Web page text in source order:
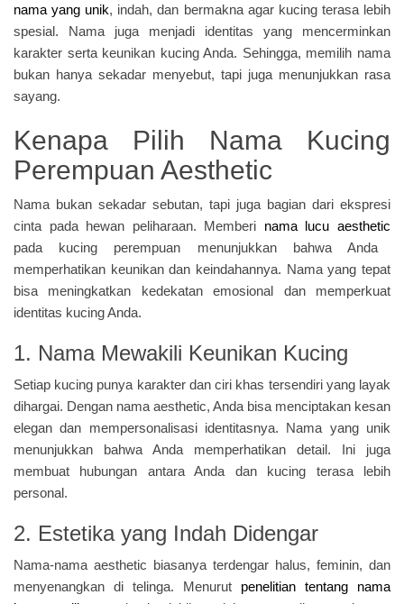
nama yang unik, indah, dan bermakna agar kucing terasa lebih
spesial. Nama juga menjadi identitas yang mencerminkan
karakter serta keunikan kucing Anda. Sehingga, memilih nama
bukan hanya sekadar menyebut, tapi juga menunjukkan rasa
sayang.
Kenapa Pilih Nama Kucing
Perempuan Aesthetic
Nama bukan sekadar sebutan, tapi juga bagian dari ekspresi
cinta pada hewan peliharaan. Memberi nama lucu aesthetic
pada kucing perempuan menunjukkan bahwa Anda
memperhatikan keunikan dan keindahannya. Nama yang tepat
bisa meningkatkan kedekatan emosional dan memperkuat
identitas kucing Anda.
1. Nama Mewakili Keunikan Kucing
Setiap kucing punya karakter dan ciri khas tersendiri yang layak
dihargai. Dengan nama aesthetic, Anda bisa menciptakan kesan
elegan dan mempersonalisasi identitasnya. Nama yang unik
menunjukkan bahwa Anda memperhatikan detail. Ini juga
membuat hubungan antara Anda dan kucing terasa lebih
personal.
2. Estetika yang Indah Didengar
Nama-nama aesthetic biasanya terdengar halus, feminin, dan
menyenangkan di telinga. Menurut penelitian tentang nama